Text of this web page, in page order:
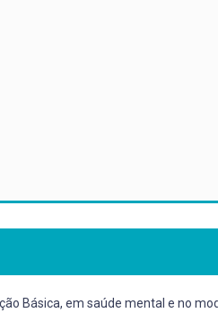
Básica, em saúde mental e no